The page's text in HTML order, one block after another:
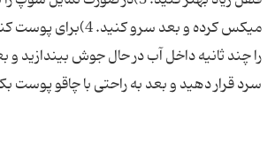
میكس كرده و بعد سرو
را چند ثانیه داخل آب در حال جوش بیندازید
سرد قرار دهید و بعد به راحتی با چاقو پوست